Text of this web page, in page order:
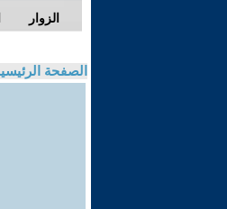
الزوار
الصفحة